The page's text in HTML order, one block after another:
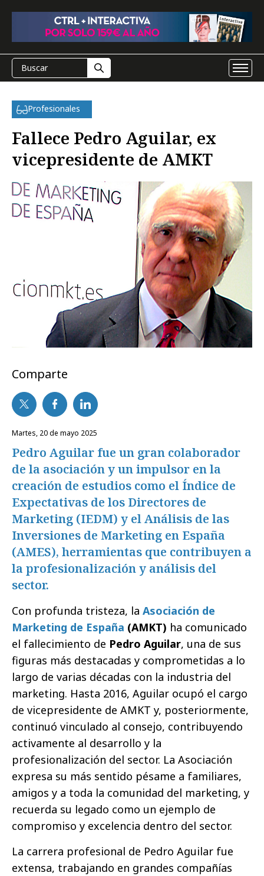
Profesionales
Fallece Pedro Aguilar, ex
vicepresidente de AMKT
Comparte
martes, 20 de mayo 2025
Pedro Aguilar fue un gran colaborador
de la asociación y un impulsor en la
creación de estudios como el Índice de
Expectativas de los Directores de
Marketing (IEDM) y el Análisis de las
Inversiones de Marketing en España
(AMES), herramientas que contribuyen a
la profesionalización y análisis del
sector.
Con profunda tristeza, la Asociación de
Marketing de España (AMKT) ha comunicado
el fallecimiento de Pedro Aguilar, una de sus
figuras más destacadas y comprometidas a lo
largo de varias décadas con la industria del
marketing. Hasta 2016, Aguilar ocupó el cargo
de vicepresidente de AMKT y, posteriormente,
continuó vinculado al consejo, contribuyendo
activamente al desarrollo y la
profesionalización del sector. La Asociación
expresa su más sentido pésame a familiares,
amigos y a toda la comunidad del marketing, y
recuerda su legado como un ejemplo de
compromiso y excelencia dentro del sector.
La carrera profesional de Pedro Aguilar fue
extensa, trabajando en grandes compañías